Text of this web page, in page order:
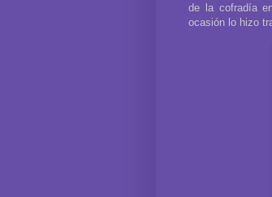
de la cofradía
ocasión lo hizo